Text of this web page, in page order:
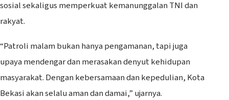
sosial sekaligus memperkuat kemanunggalan TNI dan
rakyat.
“Patroli malam bukan hanya pengamanan, tapi juga
upaya mendengar dan merasakan denyut kehidupan
masyarakat. Dengan kebersamaan dan kepedulian, Kota
Bekasi akan selalu aman dan damai,” ujarnya.